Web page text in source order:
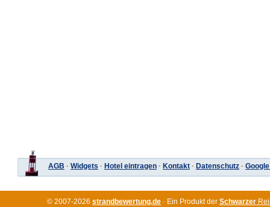
AGB · Widgets · Hotel eintragen · Kontakt · Datenschutz ·
© 2007-2026 strandbewertung.de · Ein Produkt der Schwarzer